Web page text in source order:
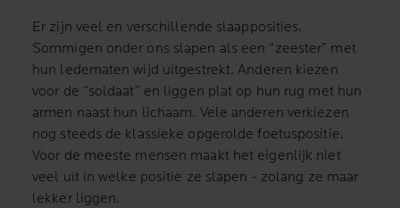
Er zijn veel en verschillende slaapposities.
Sommigen onder ons slapen als een “zeester” met
hun ledematen wijd uitgestrekt. Anderen kiezen
voor de “soldaat” en liggen plat op hun rug met hun
armen naast hun lichaam. Vele anderen verkiezen
nog steeds de klassieke opgerolde foetuspositie.
Voor de meeste mensen maakt het eigenlijk niet
veel uit in welke positie ze slapen - zolang ze maar
lekker liggen.